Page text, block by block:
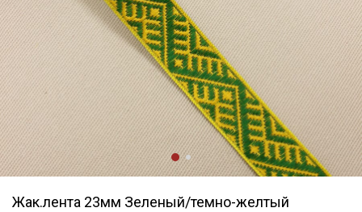
Жак.лента 23мм Зеленый/темно-желтый